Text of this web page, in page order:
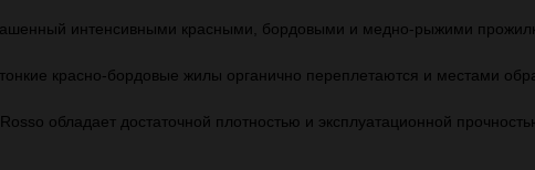
интенсивными красными, бордовыми и медно‑рыжими
красно‑бордовые жилы органично переплетаются и местами
обладает достаточной плотностью и эксплуатационной